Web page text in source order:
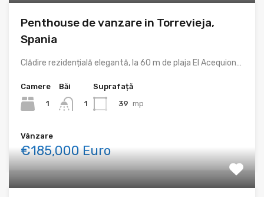
Penthouse de vanzare in Torrevieja,
Spania
Clădire rezidențială elegantă, la 60 m de plaja El Acequion…
Camere
1
Băi
1
Suprafață
39 mp
Vânzare
€185,000 Euro